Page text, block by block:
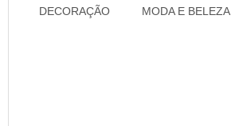
DECORAÇÃO MODA E BELEZA